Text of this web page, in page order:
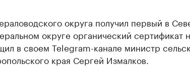
округа получил первый в
округе органический сертификат
в своем Telegram-канале министр
края Сергей Измалков.